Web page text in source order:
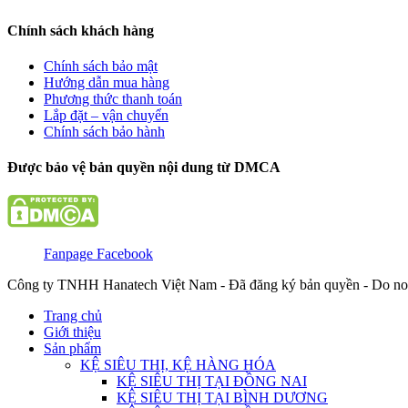
Chính sách khách hàng
Chính sách bảo mật
Hướng dẫn mua hàng
Phương thức thanh toán
Lắp đặt – vận chuyển
Chính sách bảo hành
Được bảo vệ bản quyền nội dung từ DMCA
Fanpage Facebook
Công ty TNHH Hanatech Việt Nam - Đã đăng ký bản quyền - Do
Trang chủ
Giới thiệu
Sản phẩm
KỆ SIÊU THỊ, KỆ HÀNG HÓA
KỆ SIÊU THỊ TẠI ĐỒNG NAI
KỆ SIÊU THỊ TẠI BÌNH DƯƠNG